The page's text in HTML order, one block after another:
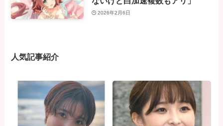
2026年2月6日
人気記事紹介